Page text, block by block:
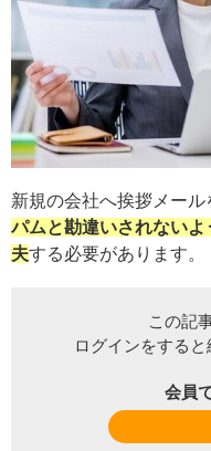
新規の会社へ挨拶メー
パムと勘違いされない
夫する必要があります。
この記
ログインをすると
会員